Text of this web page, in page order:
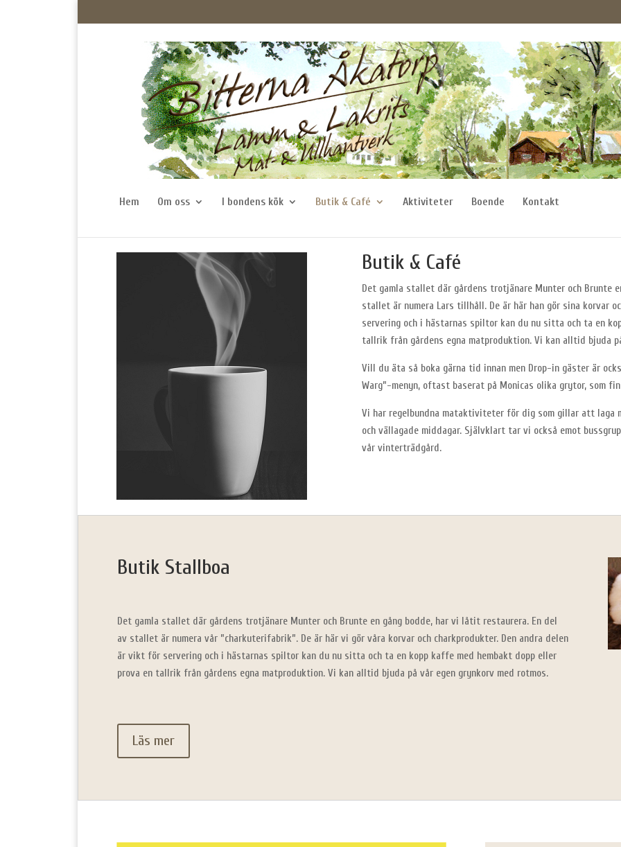
Hem Om oss I bondens kök Butik & Café Aktiviteter Boende Kontakt
Butik & Café
Det gamla stallet där gårdens trotjänare Munter och Brunte
stallet är numera Lars tillhåll. De är här han gör sina korvar
servering och i hästarnas spiltor kan du nu sitta och ta en
tallrik från gårdens egna matproduktion. Vi kan alltid bjuda
Vill du äta så boka gärna tid innan men Drop-in gäster är
Warg”-menyn, oftast baserat på Monicas olika grytor, som
Vi har regelbundna mataktiviteter för dig som gillar att laga
och vällagade middagar. Självklart tar vi också emot
vår vinterträdgård.
Butik Stallboa
Det gamla stallet där gårdens trotjänare Munter och Brunte en gång bodde, har vi låtit restaurera. En del
av stallet är numera vår ”charkuterifabrik”. De är här vi gör våra korvar och charkprodukter. Den andra delen
är vikt för servering och i hästarnas spiltor kan du nu sitta och ta en kopp kaffe med hembakt dopp eller
prova en tallrik från gårdens egna matproduktion. Vi kan alltid bjuda på vår egen grynkorv med rotmos.
Läs mer